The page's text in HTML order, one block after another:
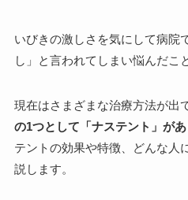
いびきの激しさを気にして病院
し」と言われてしまい悩んだこ
現在はさまざまな治療方法が出
の1つとして「ナステント」があ
テントの効果や特徴、どんな人
説します。